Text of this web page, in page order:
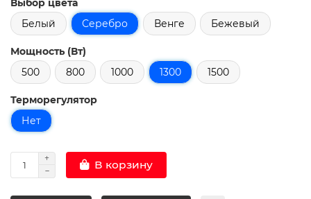
Выбор цвета
Белый
Серебро Венге Бежевый
Мощность (Вт)
500
800 1000 1300 1500
Терморегулятор
Нет
В корзину